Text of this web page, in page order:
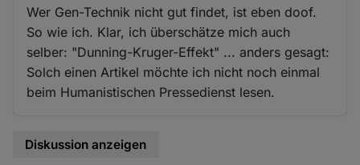
Wer Gen-Technik nicht gut findet, ist eben doof.
So wie ich. Klar, ich überschätze mich auch
selber: "Dunning-Kruger-Effekt" ... anders gesagt:
Solch einen Artikel möchte ich nicht noch einmal
beim Humanistischen Pressedienst lesen.
Diskussion anzeigen